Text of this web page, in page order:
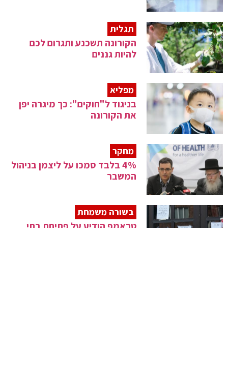
תגלית
הקורונה תשכנע ותגרום לכם
להיות גננים
מפליא
בניגוד ל"חוקים": כך מיגרה יפן
את הקורונה
מחקר
4% בלבד סמכו על ליצמן בניהול
המשבר
בשורה משמחת
טראמפ הודיע על פתיחת בתי